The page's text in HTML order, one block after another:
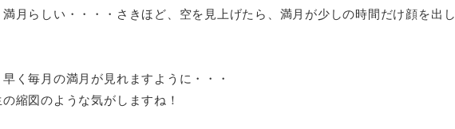
月らしい・・・・さきほど、空を見上げたら、満月が少しの時間だけ顔を出し
く毎月の満月が見れますように・・・
縮図のような気がしますね！